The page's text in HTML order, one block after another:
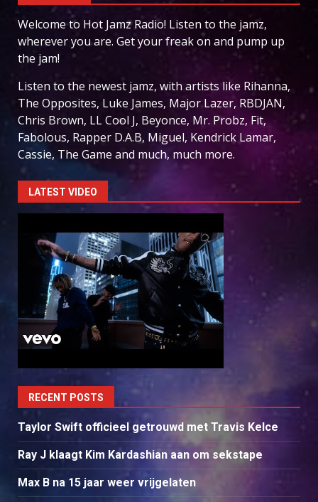
Welcome to Hot Jamz Radio! Listen to the jamz,
wherever you are. Get your freak on and pump up
the jam!
Listen to the newest jamz, with artists like Rihanna,
The Opposites, Luke James, Major Lazer, RBDJAN,
Chris Brown, LL Cool J, Beyonce, Mr. Probz, Fit,
Fabolous, Rapper D.A.B, Miguel, Kendrick Lamar,
Cassie, The Game and much, much more.
LATEST VIDEO
RECENT POSTS
Taylor Swift officieel getrouwd met Travis Kelce
Ray J klaagt Kim Kardashian aan om sekstape
Max B na 15 jaar weer vrijgelaten